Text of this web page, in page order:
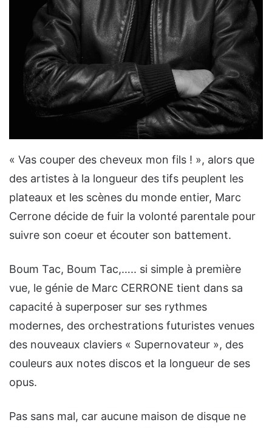
« Vas couper des cheveux mon fils ! », alors que
des artistes à la longueur des tifs peuplent les
plateaux et les scènes du monde entier, Marc
Cerrone décide de fuir la volonté parentale pour
suivre son coeur et écouter son battement.
Boum Tac, Boum Tac,….. si simple à première
vue, le génie de Marc CERRONE tient dans sa
capacité à superposer sur ses rythmes
modernes, des orchestrations futuristes venues
des nouveaux claviers « Supernovateur », des
couleurs aux notes discos et la longueur de ses
opus.
Pas sans mal, car aucune maison de disque ne